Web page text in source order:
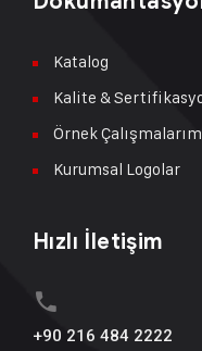
Katalog
Kalite &
Örnek
Kurumsal Logolar
Hızlı İletişim
+90 216 484 2222